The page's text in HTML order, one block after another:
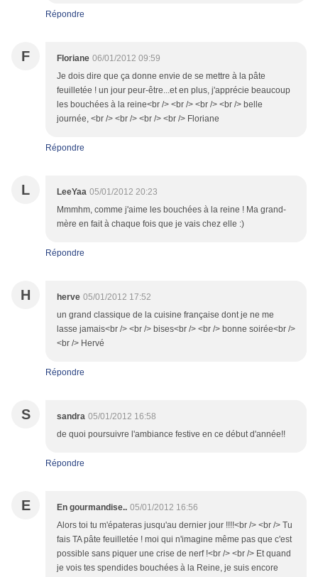
Répondre
F Floriane 06/01/2012 09:59
Je dois dire que ça donne envie de se mettre à la pâte
feuilletée ! un jour peur-être...et en plus, j'apprécie beaucoup
les bouchées à la reine<br /> <br /> <br /> <br /> belle
journée, <br /> <br /> <br /> <br /> Floriane
Répondre
L LeeYaa 05/01/2012 20:23
Mmmhm, comme j'aime les bouchées à la reine ! Ma grand-
mère en fait à chaque fois que je vais chez elle :)
Répondre
H herve 05/01/2012 17:52
un grand classique de la cuisine française dont je ne me
lasse jamais<br /> <br /> bises<br /> <br /> bonne soirée<br />
<br /> Hervé
Répondre
S sandra 05/01/2012 16:58
de quoi poursuivre l'ambiance festive en ce début d'année!!
Répondre
E En gourmandise.. 05/01/2012 16:56
Alors toi tu m'épateras jusqu'au dernier jour !!!!<br /> <br /> Tu
fais TA pâte feuilletée ! moi qui n'imagine même pas que c'est
possible sans piquer une crise de nerf !<br /> <br /> Et quand
je vois tes spendides bouchées à la Reine, je suis encore